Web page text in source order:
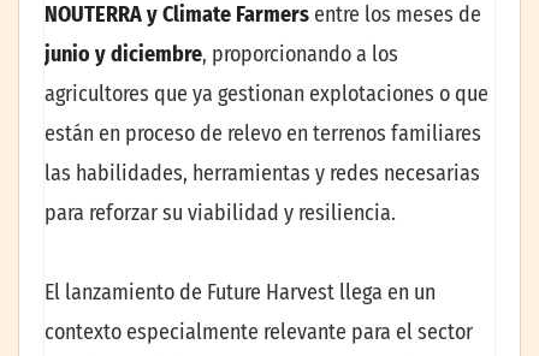
NOUTERRA y Climate Farmers entre los meses de
junio y diciembre, proporcionando a los
agricultores que ya gestionan explotaciones o que
están en proceso de relevo en terrenos familiares
las habilidades, herramientas y redes necesarias
para reforzar su viabilidad y resiliencia.
El lanzamiento de Future Harvest llega en un
contexto especialmente relevante para el sector